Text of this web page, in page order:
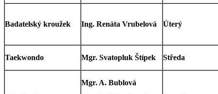
Badatelský kroužek Ing. Renáta Vrubelová Úterý
Taekwondo Mgr. Svatopluk Štípek Středa
Mgr. A. Bublová